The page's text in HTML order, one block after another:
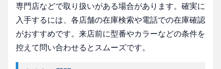
専門店などで取り扱いがある場合があります。確実に
入手するには、各店舗の在庫検索や電話での在庫確認
がおすすめです。来店前に型番やカラーなどの条件を
控えて問い合わせるとスムーズです。